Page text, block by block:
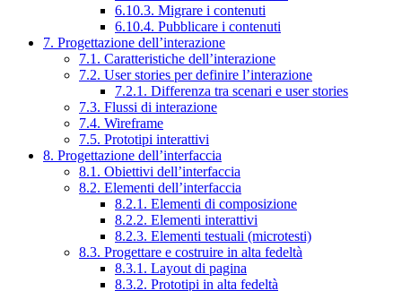
6.10.3. Migrare i contenuti
6.10.4. Pubblicare i contenuti
7. Progettazione dell’interazione
7.1. Caratteristiche dell’interazione
7.2. User stories per definire l’interazione
7.2.1. Differenza tra scenari e user stories
7.3. Flussi di interazione
7.4. Wireframe
7.5. Prototipi interattivi
8. Progettazione dell’interfaccia
8.1. Obiettivi dell’interfaccia
8.2. Elementi dell’interfaccia
8.2.1. Elementi di composizione
8.2.2. Elementi interattivi
8.2.3. Elementi testuali (microtesti)
8.3. Progettare e costruire in alta fedeltà
8.3.1. Layout di pagina
8.3.2. Prototipi in alta fedeltà